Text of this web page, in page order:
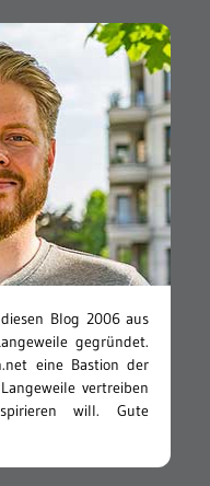
Blog 2006 aus
gegründet.
eine Bastion der
vertreiben
will. Gute